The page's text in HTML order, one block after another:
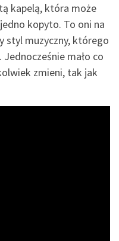
kapelą, która może
kopyto. To oni na
styl muzyczny, którego
mało co
zmieni, tak jak